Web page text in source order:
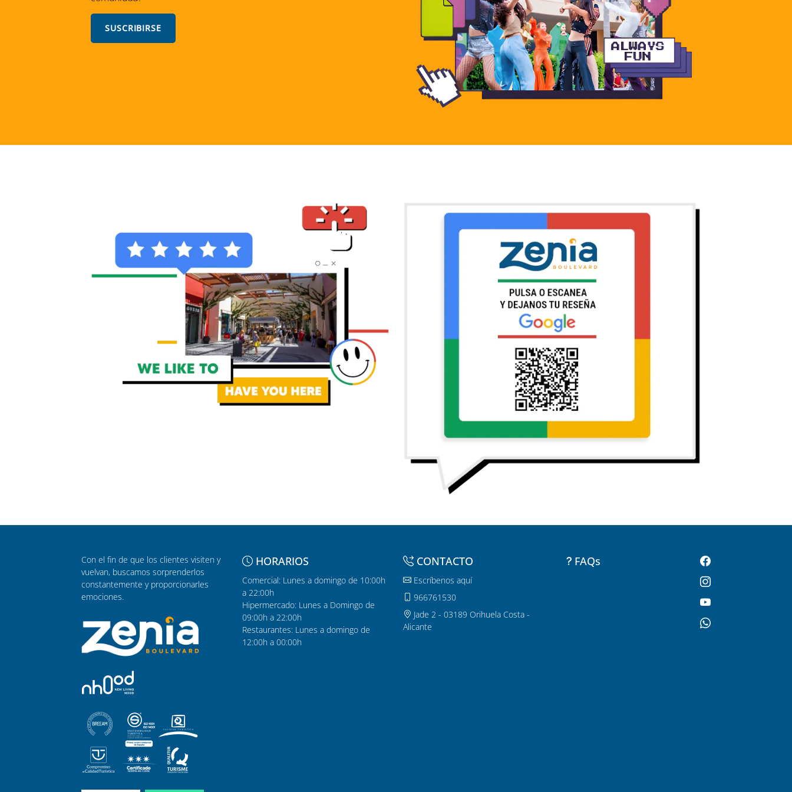
SUSCRIBIRSE
Con el fin de que los clientes visiten y
vuelvan, buscamos sorprenderlos
constantemente y proporcionarles
emociones.
HORARIOS
Comercial: Lunes a domingo de 10:00h
a 22:00h
Hipermercado: Lunes a Domingo de
09:00h a 22:00h
Restaurantes: Lunes a domingo de
12:00h a 00:00h
CONTACTO
Escríbenos aquí
966761530
Jade 2 - 03189 Orihuela Costa -
Alicante
FAQs